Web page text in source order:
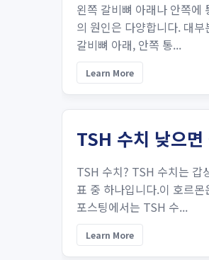
왼쪽 갈비뼈 아래나 안쪽에
의 원인은 다양합니다. 대
갈비뼈 아래, 안쪽 통...
Learn More
TSH 수치 낮으면
TSH 수치? TSH 수치는 갑
표 중 하나입니다.이 호르
포스팅에서는 TSH 수...
Learn More